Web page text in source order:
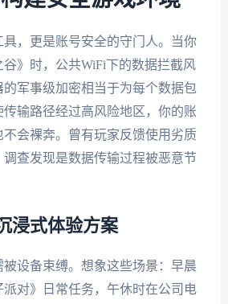
，更是账号安全的守门人。当你
》时，公共WiFi下的数据拦截风
的军事级加密相当于为每个数据包
输路径经过高风险地区，你的账
会裸奔。曾有玩家反馈使用劣质
查发现是数据传输过程被恶意节
浸式体验方案
设备束缚。想象这些场景：早晨
对》日常任务，午休时在公司电